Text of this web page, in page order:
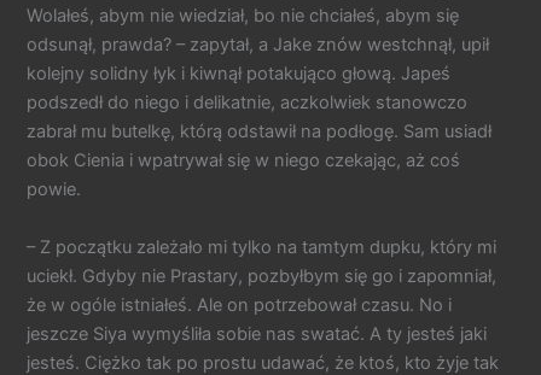
Wolałeś, abym nie wiedział, bo nie chciałeś, abym się
odsunął, prawda? – zapytał, a Jake znów westchnął, upił
kolejny solidny łyk i kiwnął potakująco głową. Japeś
podszedł do niego i delikatnie, aczkolwiek stanowczo
zabrał mu butelkę, którą odstawił na podłogę. Sam usiadł
obok Cienia i wpatrywał się w niego czekając, aż coś
powie.
– Z początku zależało mi tylko na tamtym dupku, który mi
uciekł. Gdyby nie Prastary, pozbyłbym się go i zapomniał,
że w ogóle istniałeś. Ale on potrzebował czasu. No i
jeszcze Siya wymyśliła sobie nas swatać. A ty jesteś jaki
jesteś. Ciężko tak po prostu udawać, że ktoś, kto żyje tak